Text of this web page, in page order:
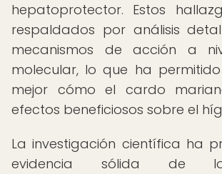
hepatoprotector. Estos
respaldados por análisis
mecanismos de acción a
molecular, lo que ha
mejor cómo el cardo
efectos beneficiosos sobre el
La investigación científica ha
evidencia sólida de